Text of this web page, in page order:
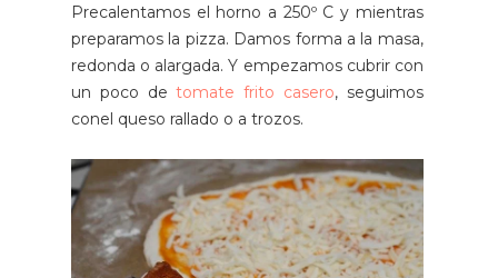
Precalentamos el horno a 250º C y mientras
preparamos la pizza. Damos forma a la masa,
redonda o alargada. Y empezamos cubrir con
un poco detomate frito casero, seguimos
conel queso rallado o a trozos.